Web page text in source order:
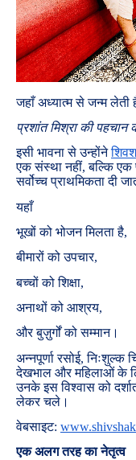
जहाँ अध्यात्म से जन्म लेती
प्रशांत मिश्रा की
इसी भावना से उन्होंने
एक संस्था नहीं, बल्कि एक
सर्वोच्च प्राथमिकता दी
यहाँ
भूखों को भोजन मिलता है,
बीमारों को उपचार,
बच्चों को शिक्षा,
अनाथों को आश्रय,
और बुज़ुर्गों को सम्मान।
अन्नपूर्णा रसोई, निःशुल्क
देखभाल और महिलाओं के
उनके इस विश्वास को
लेकर चले।
वेबसाइट:
एक अलग तरह का नेतृत्व